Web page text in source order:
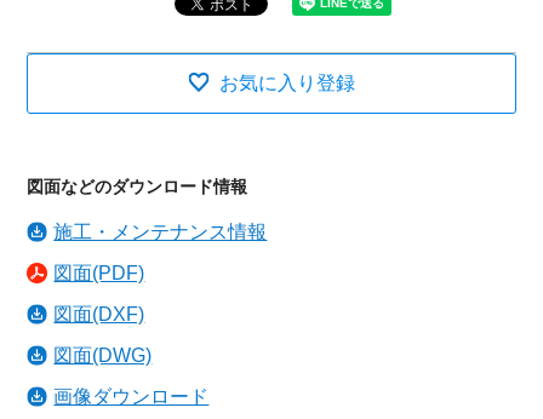
お気に入り登録
図面などのダウンロード情報
施工・メンテナンス情報
図面(PDF)
図面(DXF)
図面(DWG)
画像ダウンロード